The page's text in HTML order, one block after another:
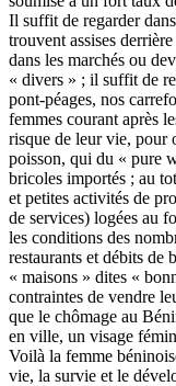
Il suffit de regarder
trouvent assises
dans les marchés ou
« divers » ; il suffit de
pont-péages, nos
femmes courant après
risque de leur vie, pour
poisson, qui du « pure
bricoles importés ; au
et petites activités de
de services) logées au
les conditions des
restaurants et débits de
« maisons » dites «
contraintes de vendre
que le chômage au
en ville, un visage
Voilà la femme
vie, la survie et le